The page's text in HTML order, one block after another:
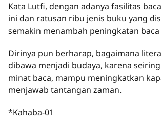
Kata Lutfi, dengan adanya fasilitas
ini dan ratusan ribu jenis buku yang
semakin menambah peningkatan
Dirinya pun berharap, bagaimana
dibawa menjadi budaya, karena
minat baca, mampu meningkatkan
menjawab tantangan zaman.
*Kahaba-01